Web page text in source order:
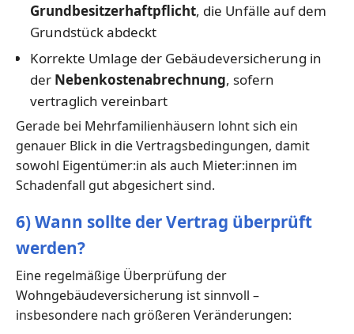
Grundbesitzerhaftpflicht, die Unfälle auf dem
Grundstück abdeckt
Korrekte Umlage der Gebäudeversicherung in
der Nebenkostenabrechnung, sofern
vertraglich vereinbart
Gerade bei Mehrfamilienhäusern lohnt sich ein
genauer Blick in die Vertragsbedingungen, damit
sowohl Eigentümer:in als auch Mieter:innen im
Schadenfall gut abgesichert sind.
6) Wann sollte der Vertrag überprüft
werden?
Eine regelmäßige Überprüfung der
Wohngebäudeversicherung ist sinnvoll –
insbesondere nach größeren Veränderungen: